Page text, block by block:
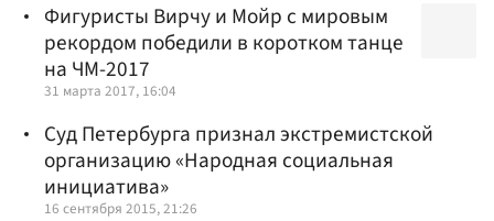
Фигуристы Вирчу и Мойр с мировым
рекордом победили в коротком танце
на ЧМ-2017
31 марта 2017, 16:04
Суд Петербурга признал экстремистской
организацию «Народная социальная
инициатива»
16 сентября 2015, 21:26